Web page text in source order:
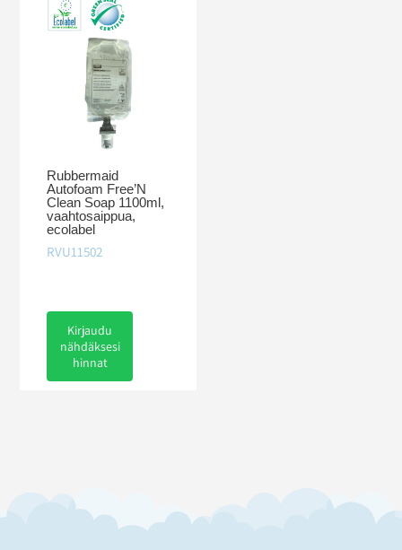
Rubbermaid
Autofoam Free’N
Clean Soap 1100ml,
vaahtosaippua,
ecolabel
RVU11502
Kirjaudu
nähdäksesi
hinnat